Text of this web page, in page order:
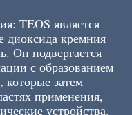
TEOS является
диоксида кремния
Он подвергается
с образованием
которые затем
применения,
устройства.